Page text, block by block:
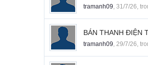
tramanh09, 31/7/26,
BÁN THANH ĐIỆN
tramanh09, 29/7/26,